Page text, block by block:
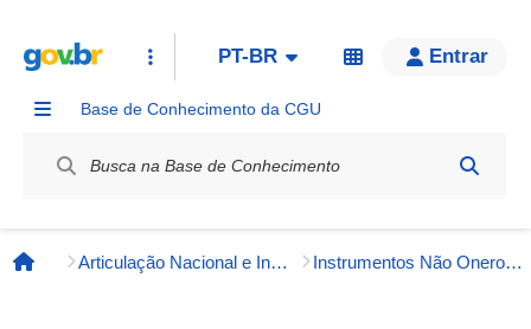
PT-BR Entrar
Base de Conhecimento da CGU
Página inicial
Articulação Nacional e Internacional Instrumentos Não Onerosos